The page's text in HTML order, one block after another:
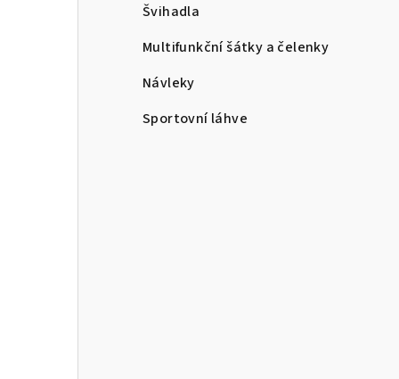
Švihadla
Multifunkční šátky a čelenky
Návleky
Sportovní láhve